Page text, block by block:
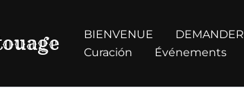
BIENVENUE
Curación
Événements